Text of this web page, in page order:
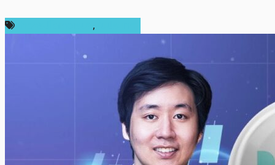
,